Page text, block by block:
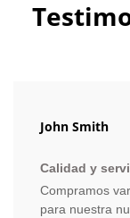
John Smith
Calidad y
Compramos
para nuestra